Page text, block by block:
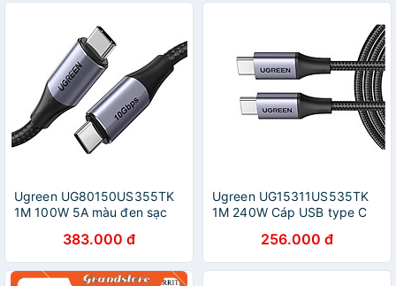
Ugreen UG80150US355TK
1M 100W 5A màu đen sạc
USB type C 3.1 gen2 chống
nhiễu - HÀNG CHÍNH HÃNG
383.000 đ
Ugreen UG15311US535TK
1M 240W Cáp USB type C
nhanh PD3.1 - truyền dữ liệu
- HÀNG CHÍNH HÃNG
256.000 đ